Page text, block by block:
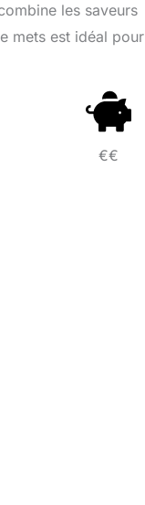
les saveurs
mets est idéal pour
€€